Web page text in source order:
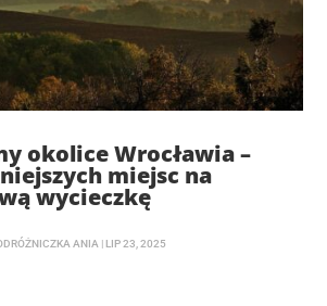
okolice Wrocławia –
miejsc na
wycieczkę
ANIA LIP 23, 2025